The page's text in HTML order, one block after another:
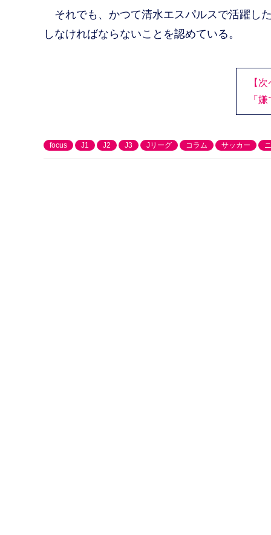
それでも、かつて清水エスパルスで活躍し
しなければならないことを認めている。
【
「
focus J1 J2 J3 Jリーグ コラム サッカー